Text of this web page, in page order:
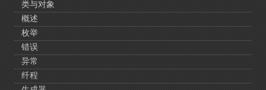
类与对象
概述
枚举
错误
异常
纤程